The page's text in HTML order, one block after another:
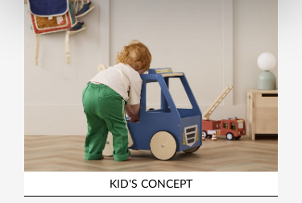
KID'S CONCEPT